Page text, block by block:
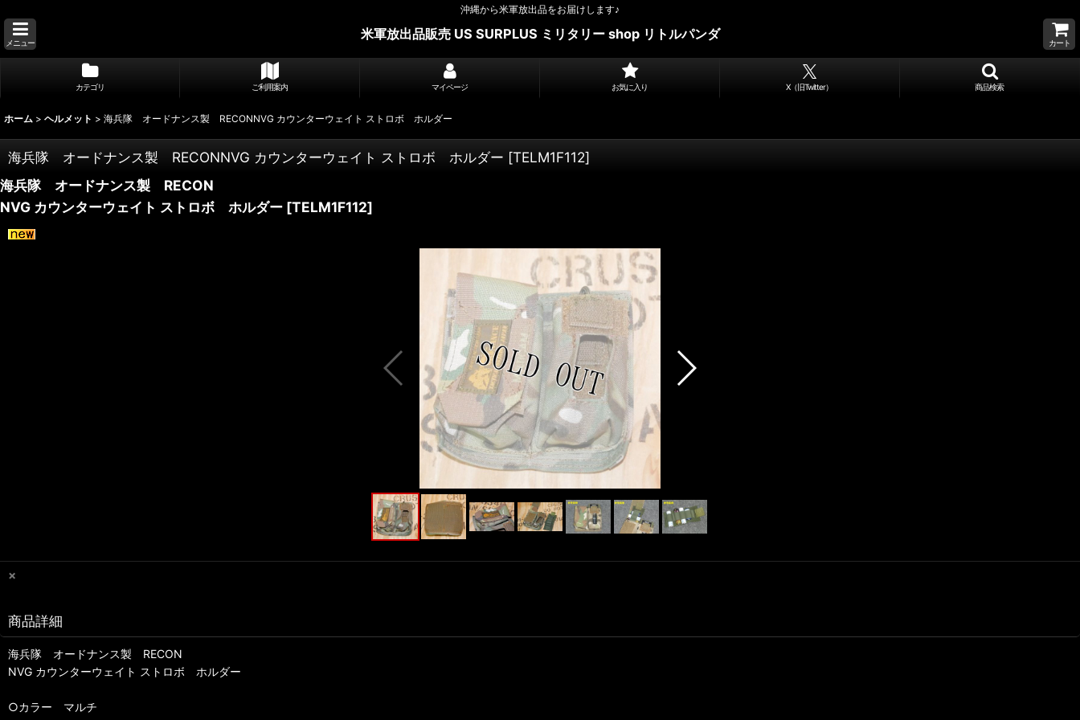
沖縄から米軍放出品をお届けします♪
メニュー
米軍放出品販売 US SURPLUS ミリタリー shop リトルパンダ
カート
カテゴリ ご利用案内 マイページ お気に入り X（旧Twitter） 商品検索
ホーム > ヘルメット > 海兵隊 オードナンス製 RECONNVG カウンターウェイト ストロボ ホルダー
海兵隊 オードナンス製 RECONNVG カウンターウェイト ストロボ ホルダー [TELM1F112]
海兵隊 オードナンス製 RECON
NVG カウンターウェイト ストロボ ホルダー [TELM1F112]
×
商品詳細
海兵隊 オードナンス製 RECON
NVG カウンターウェイト ストロボ ホルダー
○カラー マルチ